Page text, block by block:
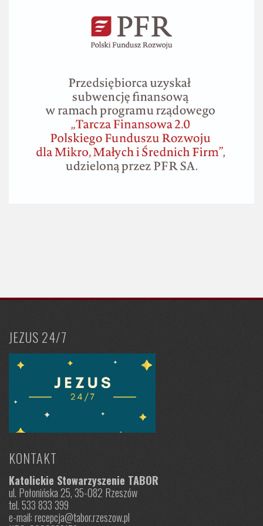
JEZUS 24/7
KONTAKT
Katolickie Stowarzyszenie TABOR
ul. Połonińska 25, 35-082 Rzeszów
tel. 533 833 399
e-mail: recepcja@tabor.rzeszow.pl